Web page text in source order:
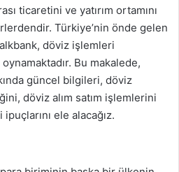
ticaretini ve yatırım ortamını
Türkiye’nin önde gelen
döviz işlemleri
Bu makalede,
güncel bilgileri, döviz
döviz alım satım işlemlerini
ele alacağız.